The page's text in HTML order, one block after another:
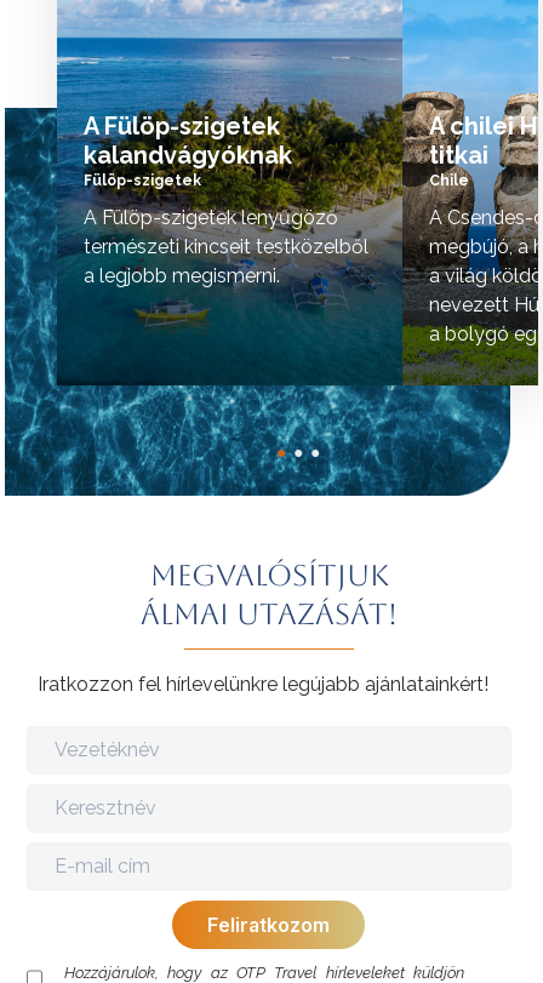
A Fülöp-szigetek
kalandvágyóknak
Fülöp-szigetek
A Fülöp-szigetek lenyűgöző
természeti kincseit testközelből
a legjobb megismerni.
A chilei
titkai
Chile
A Csendes-
megbújó, a
a világ
nevezett
a bolygó
helyének
● ● ●
Megvalósítjuk
álmai utazását!
Iratkozzon fel hírlevelünkre legújabb ajánlatainkért!
Hozzájárulok, hogy az OTP Travel hírleveleket küldjön